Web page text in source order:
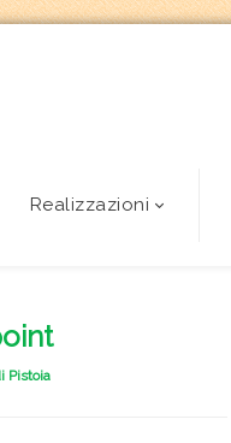
Realizzazioni
Pistoia